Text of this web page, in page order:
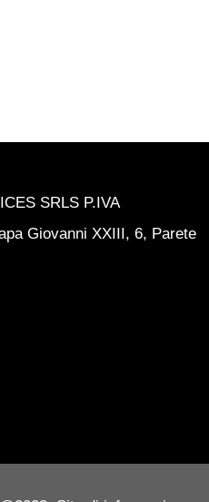
SRLS P.IVA
Giovanni XXIII, 6, Parete